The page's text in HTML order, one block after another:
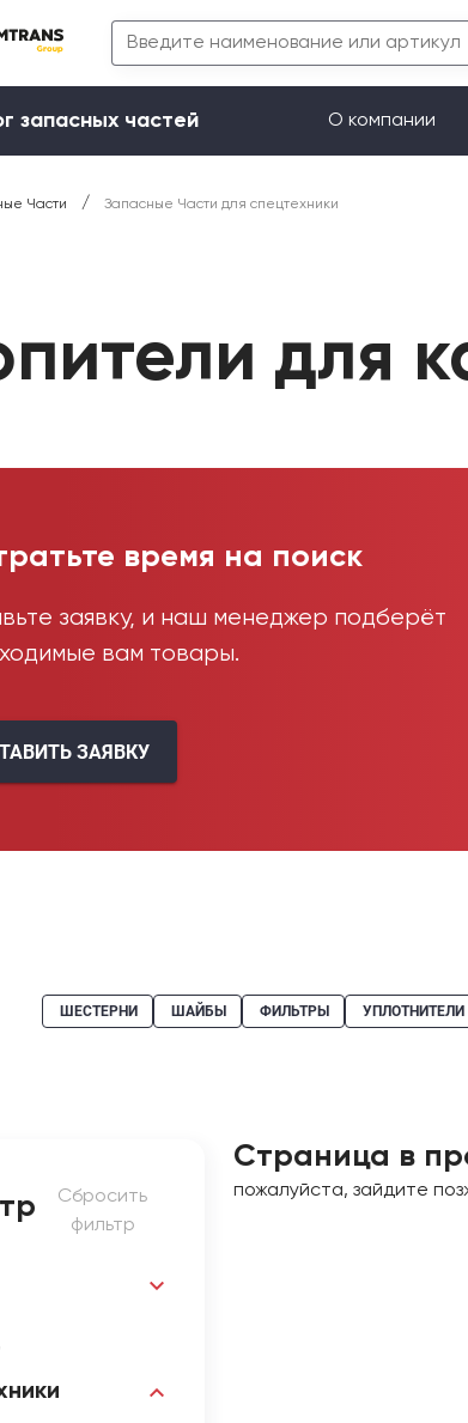
запасных частей О компании
Части / Запасные Части для спецтехники
для
время на поиск
заявку, и наш менеджер подберёт
вам товары.
ЗАЯВКУ
ШЕСТЕРНИ ШАЙБЫ ФИЛЬТРЫ УПЛОТНИТЕЛИ
Сбросить
фильтр
Страница в
пожалуйста, зайдите